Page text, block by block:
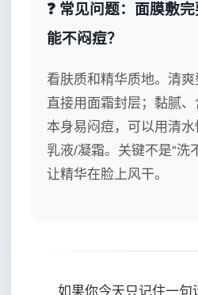
❓ 常见问题：面膜敷
能不闷痘？
看肤质和精华质地。清爽
直接用面霜封层；黏腻
本身易闷痘，可以用清
乳液/凝霜。关键不是“洗
让精华在脸上风干。
如果你今天只记住一句